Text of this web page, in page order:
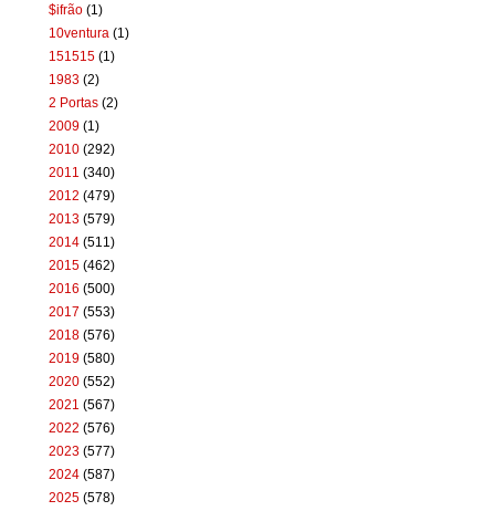
$ifrão (1)
10ventura (1)
151515 (1)
1983 (2)
2 Portas (2)
2009 (1)
2010 (292)
2011 (340)
2012 (479)
2013 (579)
2014 (511)
2015 (462)
2016 (500)
2017 (553)
2018 (576)
2019 (580)
2020 (552)
2021 (567)
2022 (576)
2023 (577)
2024 (587)
2025 (578)